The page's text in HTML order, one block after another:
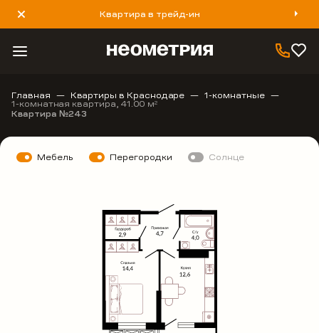
Квартира в трейд-ин
8 800 777 40 93
Главная Квартиры в Краснодаре 1-комнатные
1-комнатная квартира, 41.00 м2
Квартира №243
Мебель Перегородки Солнце